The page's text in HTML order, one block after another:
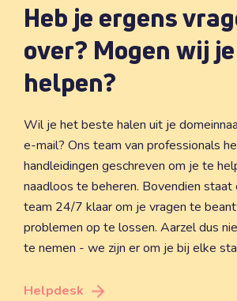
Heb je ergens
over? Mogen wij je
helpen?
Wil je het beste halen uit je
e-mail? Ons team van professionals
handleidingen geschreven om je te
naadloos te beheren. Bovendien staat
team 24/7 klaar om je vragen te
problemen op te lossen. Aarzel dus
te nemen - we zijn er om je bij elke
Helpdesk